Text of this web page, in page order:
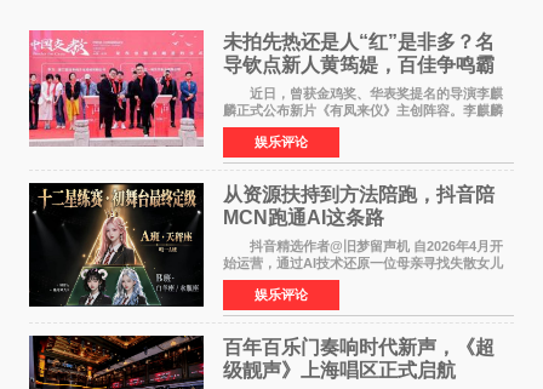
未拍先热还是人“红”是非多？名
导钦点新人黄筠媞，百佳争鸣霸
气回应
近日，曾获金鸡奖、华表奖提名的导演李麒
麟正式公布新片《有凤来仪》主创阵容。李麒麟
早年凭电影《华容道》获得金鸡奖、华表奖提
名，此后长期参与国内外电影制作，其担任制片
人参与的作品亦曾
娱乐评论
从资源扶持到方法陪跑，抖音陪
MCN跑通AI这条路
抖音精选作者@旧梦留声机 自2026年4月开
始运营，通过AI技术还原一位母亲寻找失散女儿
的故事，凭借强情感表达获得大量用户关注，发
布仅21小时便获得超1亿曝光、超1000万互动。
此后，账号持续沿
娱乐评论
百年百乐门奏响时代新声，《超
级靓声》上海唱区正式启航